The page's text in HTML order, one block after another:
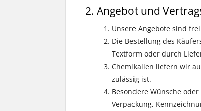
Angebot und
Unsere Angebote sind
Die Bestellung des
Textform oder durch
Chemikalien liefern wir
zulässig ist.
Besondere Wünsche
Verpackung,